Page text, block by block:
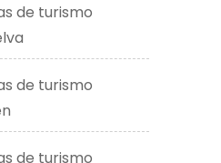
de turismo
de turismo
de turismo